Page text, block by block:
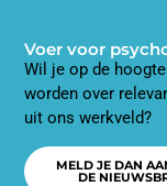
Voer voor
Wil je op de
worden over
uit ons werkveld?
MELD JE DAN
DE